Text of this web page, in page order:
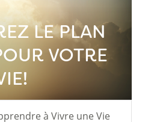
LE PLAN
VOTRE
à Vivre une Vie